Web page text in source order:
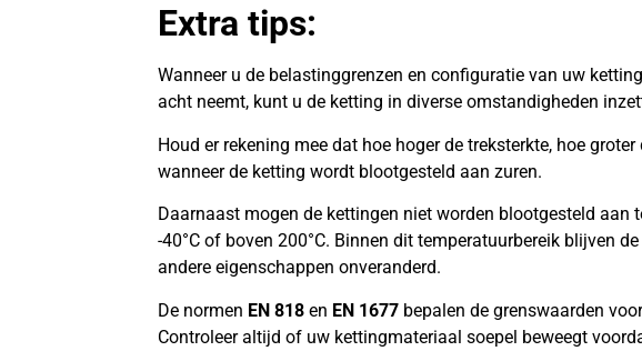
Extra tips:
Wanneer u de belastinggrenzen en configuratie van uw
acht neemt, kunt u de ketting in diverse omstandigheden
Houd er rekening mee dat hoe hoger de treksterkte, hoe
wanneer de ketting wordt blootgesteld aan zuren.
Daarnaast mogen de kettingen niet worden blootgesteld aan
-40°C of boven 200°C. Binnen dit temperatuurbereik blijven
andere eigenschappen onveranderd.
De normen EN 818 en EN 1677 bepalen de grenswaarden
Controleer altijd of uw kettingmateriaal soepel beweegt